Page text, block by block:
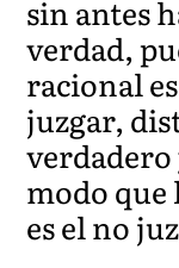
sin antes
verdad,
racional
juzgar,
verdadero
modo
es el no